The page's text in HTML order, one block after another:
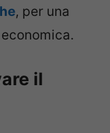
, per una
il